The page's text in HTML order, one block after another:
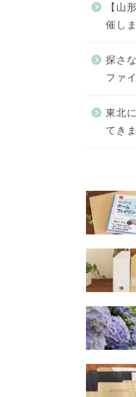
【山
催し
探さ
ファ
東北
てき